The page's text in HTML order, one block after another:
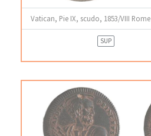
Vatican, Pie IX, scudo, 1853/VIII Rome
SUP